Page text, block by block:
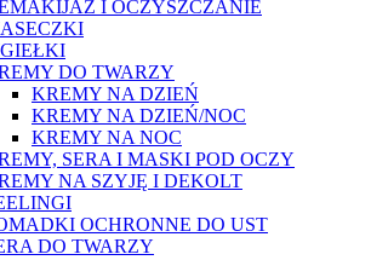
I OCZYSZCZANIE
DO TWARZY
KREMY NA DZIEŃ
KREMY NA DZIEŃ/NOC
KREMY NA NOC
SERA I MASKI POD OCZY
NA SZYJĘ I DEKOLT
OCHRONNE DO UST
DO TWARZY